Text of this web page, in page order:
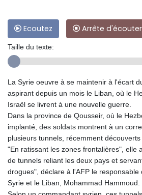
Ecoutez Arrête d'écouter
Taille du texte:
La Syrie oeuvre à se maintenir à l'écart
aspirant depuis un mois le Liban, où le
Israël se livrent à une nouvelle guerre.
Dans la province de Qousseir, où le
implanté, des soldats montrent à un
plusieurs tunnels, récemment
"En ratissant les zones frontalières", elle
de tunnels reliant les deux pays et
drogues", déclare à l'AFP le responsable
Syrie et le Liban, Mohammad Hammoud.